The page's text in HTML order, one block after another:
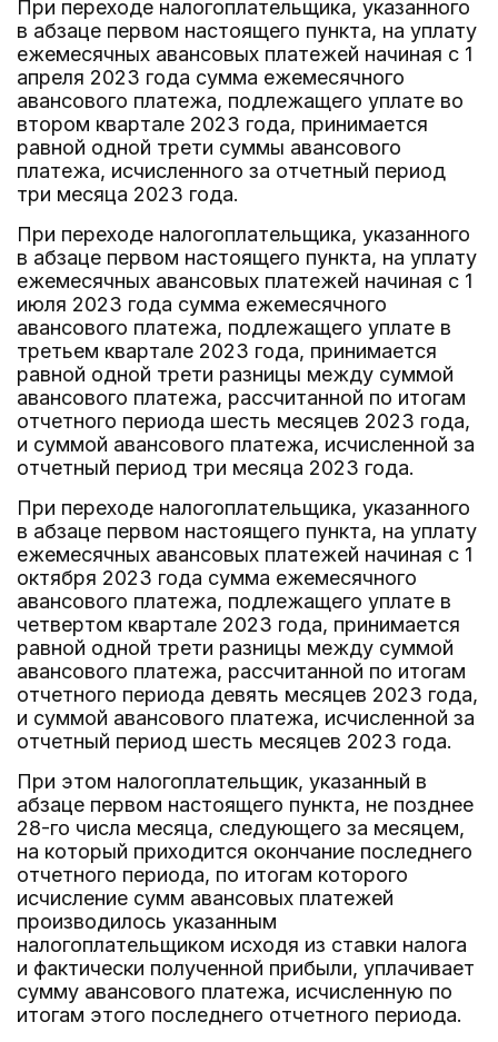
При переходе налогоплательщика, указанного
в абзаце первом настоящего пункта, на уплату
ежемесячных авансовых платежей начиная с 1
апреля 2023 года сумма ежемесячного
авансового платежа, подлежащего уплате во
втором квартале 2023 года, принимается
равной одной трети суммы авансового
платежа, исчисленного за отчетный период
три месяца 2023 года.
При переходе налогоплательщика, указанного
в абзаце первом настоящего пункта, на уплату
ежемесячных авансовых платежей начиная с 1
июля 2023 года сумма ежемесячного
авансового платежа, подлежащего уплате в
третьем квартале 2023 года, принимается
равной одной трети разницы между суммой
авансового платежа, рассчитанной по итогам
отчетного периода шесть месяцев 2023 года,
и суммой авансового платежа, исчисленной за
отчетный период три месяца 2023 года.
При переходе налогоплательщика, указанного
в абзаце первом настоящего пункта, на уплату
ежемесячных авансовых платежей начиная с 1
октября 2023 года сумма ежемесячного
авансового платежа, подлежащего уплате в
четвертом квартале 2023 года, принимается
равной одной трети разницы между суммой
авансового платежа, рассчитанной по итогам
отчетного периода девять месяцев 2023 года,
и суммой авансового платежа, исчисленной за
отчетный период шесть месяцев 2023 года.
При этом налогоплательщик, указанный в
абзаце первом настоящего пункта, не позднее
28-го числа месяца, следующего за месяцем,
на который приходится окончание последнего
отчетного периода, по итогам которого
исчисление сумм авансовых платежей
производилось указанным
налогоплательщиком исходя из ставки налога
и фактически полученной прибыли, уплачивает
сумму авансового платежа, исчисленную по
итогам этого последнего отчетного периода.